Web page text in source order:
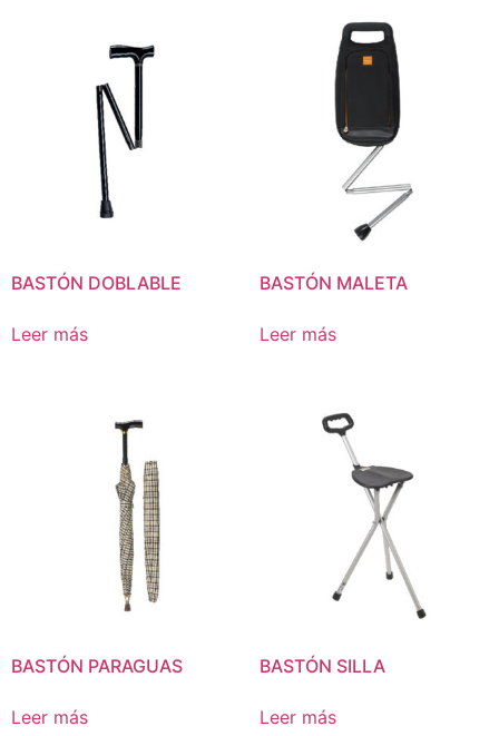
BASTÓN DOBLABLE
Leer más
BASTÓN MALETA
Leer más
BASTÓN PARAGUAS
Leer más
BASTÓN SILLA
Leer más